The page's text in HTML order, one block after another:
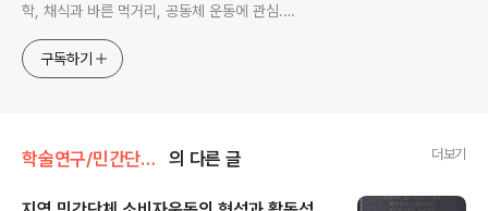
학, 채식과 바른 먹거리, 공동체 운동에 관심.
http://www.facebook.com/ymcaman
구독하기
학술연구/민간단체소비자운동의 형성과 활동성과 의 다른 글 더보기